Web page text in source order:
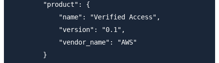
        "product": {
            "name": "Verified Access",
            "version": "0.1",
            "vendor_name": "AWS"
        }